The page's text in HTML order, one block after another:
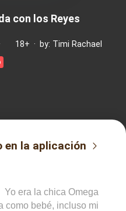
con los Reyes
18+ · by: Timi Rachael
en la aplicación
Yo era la chica Omega
como bebé, incluso mi